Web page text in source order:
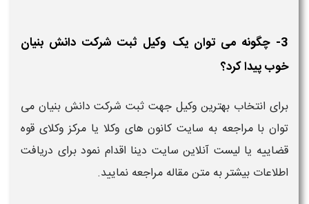
3- چگونه می توان یک وکیل ثبت شرکت دانش بنیان
خوب پیدا کرد؟
برای انتخاب بهترین وکیل جهت ثبت شرکت دانش بنیان می
توان با مراجعه به سایت کانون های وکلا یا مرکز وکلای قوه
قضاییه یا لیست آنلاین سایت دینا اقدام نمود برای دریافت
اطلاعات بیشتر به متن مقاله مراجعه نمایید.